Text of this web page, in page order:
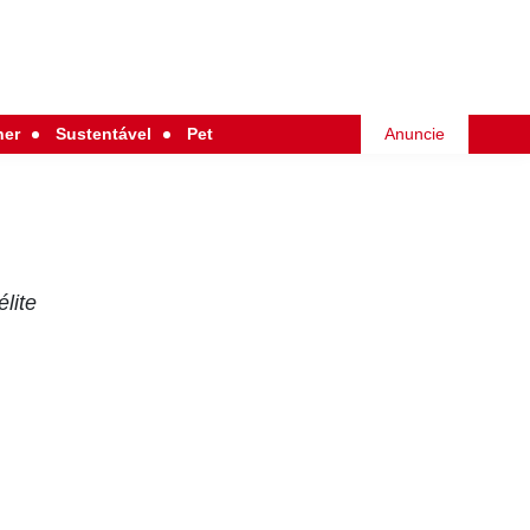
Sustentável Pet Anuncie